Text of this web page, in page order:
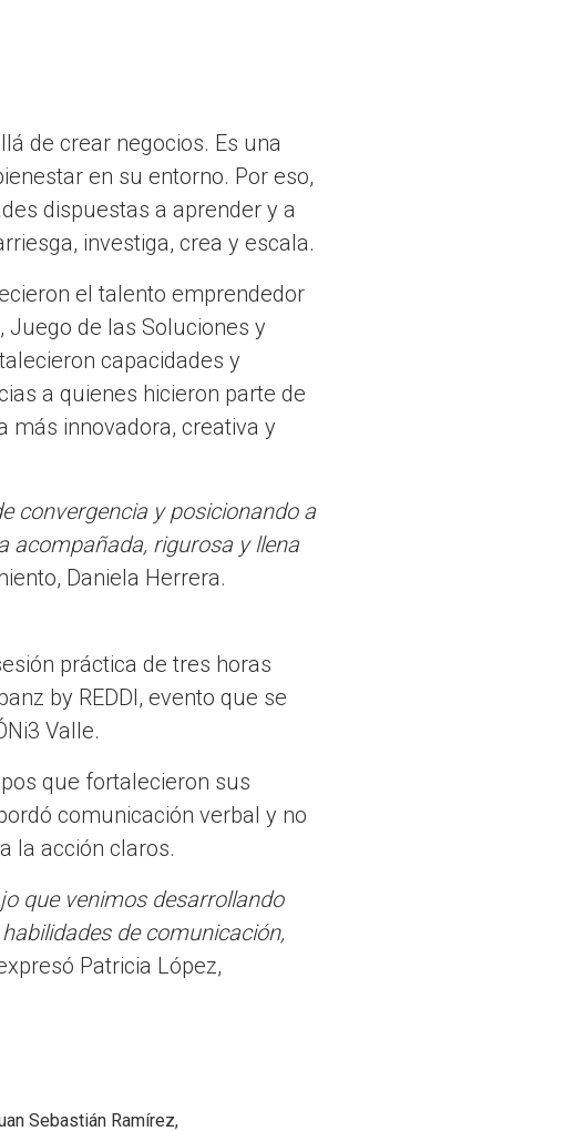
de crear negocios. Es una
en su entorno. Por eso,
dispuestas a aprender y a
investiga, crea y escala.
el talento emprendedor
Juego de las Soluciones y
capacidades y
a quienes hicieron parte de
más innovadora, creativa y
convergencia y posicionando a
acompañada, rigurosa y llena
Daniela Herrera.
práctica de tres horas
by REDDI, evento que se
Valle.
que fortalecieron sus
comunicación verbal y no
la acción claros.
que venimos desarrollando
de comunicación,
Patricia López,
Sebastián Ramírez,